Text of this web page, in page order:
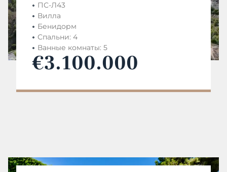
ПС-Л43
Вилла
Бенидорм
Спальни: 4
Ванные комнаты: 5
€3.100.000